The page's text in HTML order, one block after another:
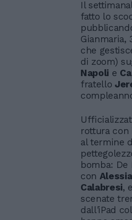
Il
fatto lo
che
di zoom)
Napoli e
fratello
rottura con
al termine
bomba: De
con
Calabresi,
scenate
dall'iPad